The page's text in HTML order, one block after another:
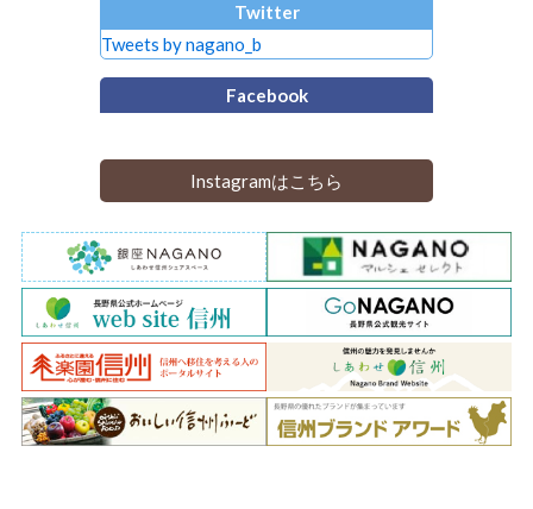
Twitter
Tweets by nagano_b
Facebook
Instagramはこちら